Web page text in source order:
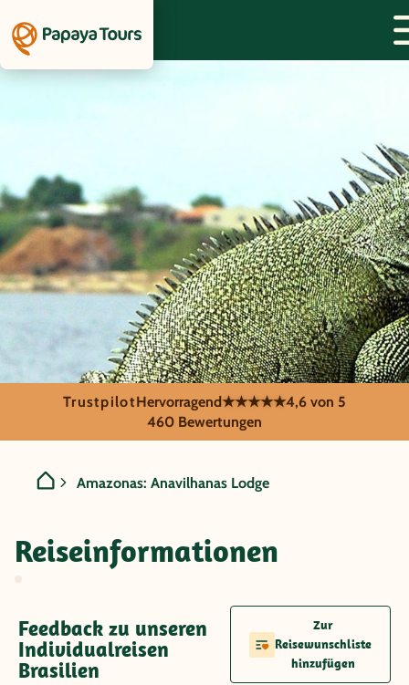
Brasilien - Amazonas:
TrustpilotHervorragend★★★★★4,6 von 5
460 Bewertungen
Amazonas: Anavilhanas Lodge
Reiseinformationen
Feedback zu unseren
Individualreisen
Brasilien
Zur
Reisewunschliste
hinzufügen